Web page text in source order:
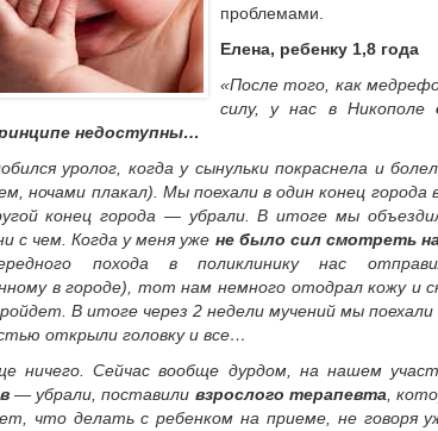
проблемами.
Елена, ребенку 1,8 года
«После того, как
силу, у нас в Никополе
недоступны…
уролог, когда у сынульки покраснела и
ночами плакал). Мы поехали в один конец города
конец города — убрали. В итоге мы
с чем. Когда у меня уже не было сил смотреть
похода в поликлинику нас
в городе), тот нам немного отодрал кожу и
В итоге через 2 недели мучений мы
открыли головку и все…
ничего. Сейчас вообще дурдом, на нашем
— убрали, поставили взрослого терапевта ,
что делать с ребенком на приеме, не говоря